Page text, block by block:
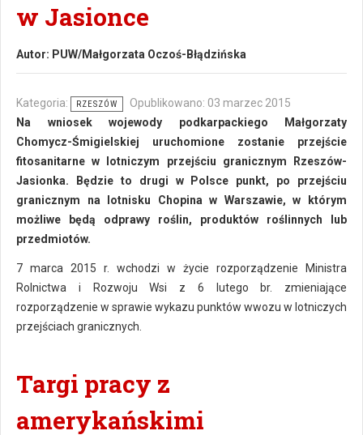
w Jasionce
Autor: PUW/Małgorzata Oczoś-Błądzińska
Kategoria: RZESZÓW
Opublikowano: 03 marzec 2015
Na wniosek wojewody podkarpackiego Małgorzaty
Chomycz-Śmigielskiej uruchomione zostanie przejście
fitosanitarne w lotniczym przejściu granicznym Rzeszów-
Jasionka. Będzie to drugi w Polsce punkt, po przejściu
granicznym na lotnisku Chopina w Warszawie, w którym
możliwe będą odprawy roślin, produktów roślinnych lub
przedmiotów.
7 marca 2015 r. wchodzi w życie rozporządzenie Ministra
Rolnictwa i Rozwoju Wsi z 6 lutego br. zmieniające
rozporządzenie w sprawie wykazu punktów wwozu w lotniczych
przejściach granicznych.
Targi pracy z
amerykańskimi